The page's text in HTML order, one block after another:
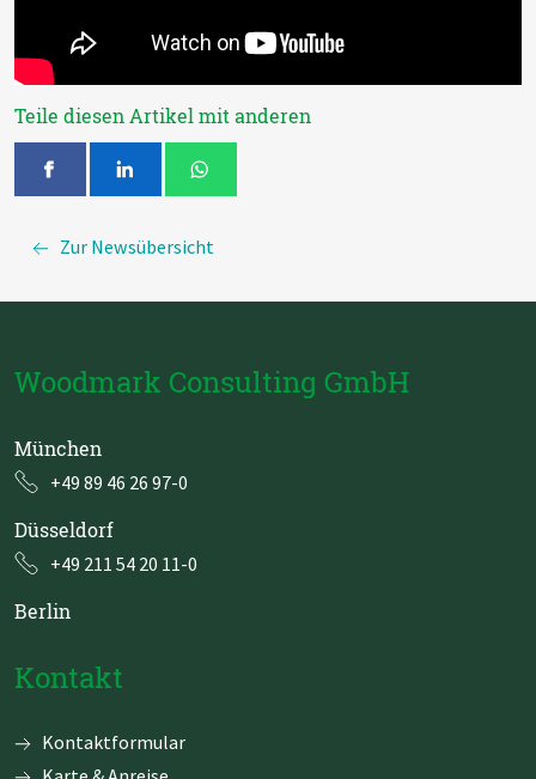
Teile diesen Artikel mit anderen
Zur Newsübersicht
Woodmark Consulting GmbH
München
+49 89 46 26 97-0
Düsseldorf
+49 211 54 20 11-0
Berlin
Kontakt
Navigation
Kontaktformular